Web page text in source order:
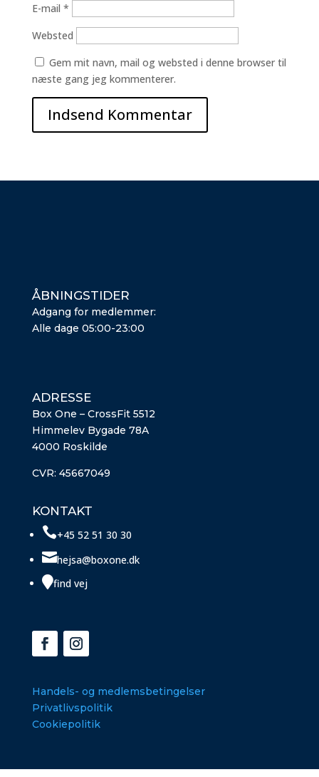
E-mail *
Websted
Gem mit navn, mail og websted i denne browser til
næste gang jeg kommenterer.
ÅBNINGSTIDER
Adgang for medlemmer:
Alle dage 05:00-23:00
ADRESSE
Box One – CrossFit 5512
Himmelev Bygade 78A
4000 Roskilde
CVR: 45667049
KONTAKT
+45 52 51 30 30
hejsa@boxone.dk
find vej
Handels- og medlemsbetingelser
Privatlivspolitik
Cookiepolitik